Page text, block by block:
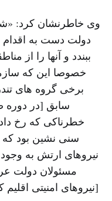
وی خاطرنشان کرد:
دولت دست به اقدام
ببندد و آنها را از
خصوصا این که
برخی گروه های
سابق [در دوره
خطرناکی که رخ
سنی نشین بود
نیروهای ارتش به
مسئولان دولت
[نیروهای امنیتی